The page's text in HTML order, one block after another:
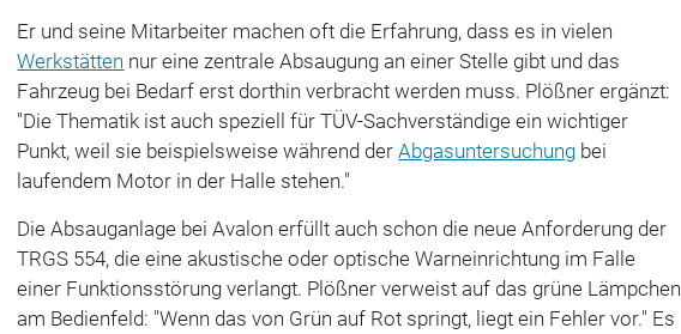
Er und seine Mitarbeiter machen oft die Erfahrung, dass es in vielen
Werkstätten nur eine zentrale Absaugung an einer Stelle gibt und das
Fahrzeug bei Bedarf erst dorthin verbracht werden muss. Plößner ergänzt:
"Die Thematik ist auch speziell für TÜV-Sachverständige ein wichtiger
Punkt, weil sie beispielsweise während derAbgasuntersuchung bei
laufendem Motor in der Halle stehen."
Die Absauganlage bei Avalon erfüllt auch schon die neue Anforderung der
TRGS 554, die eine akustische oder optische Warneinrichtung im Falle
einer Funktionsstörung verlangt. Plößner verweist auf das grüne Lämpchen
am Bedienfeld: "Wenn das von Grün auf Rot springt, liegt ein Fehler vor." Es